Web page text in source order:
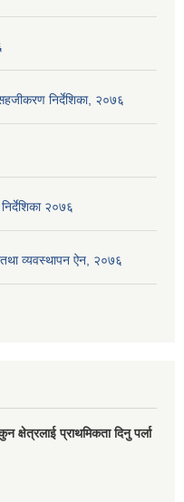
निर्देशिका, २०७६
२०७६
तथा व्यवस्थापन ऐन, २०७६
क्षेत्रलाई प्राथमिकता दिनु पर्ला